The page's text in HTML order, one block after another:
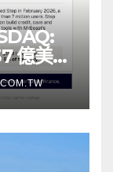
億美
枚以太
代